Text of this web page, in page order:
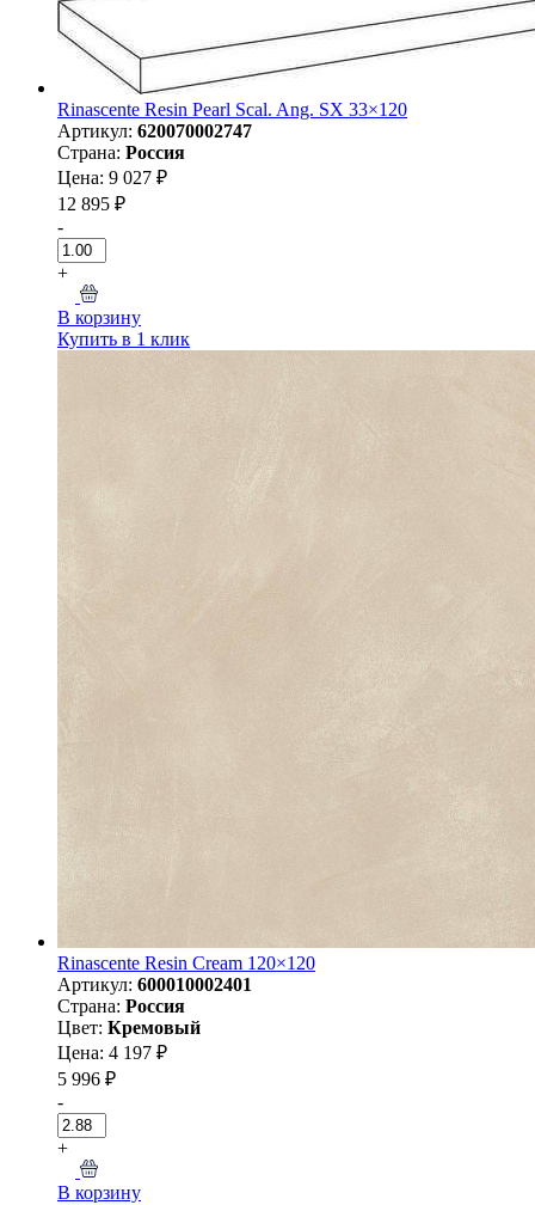
Rinascente Resin Pearl Scal. Ang. SX 33×120
Артикул: 620070002747
Страна: Россия
Цена: 9 027 ₽
12 895 ₽
-
+
В корзину
Купить в 1 клик
Rinascente Resin Cream 120×120
Артикул: 600010002401
Страна: Россия
Цвет: Кремовый
Цена: 4 197 ₽
5 996 ₽
-
+
В корзину